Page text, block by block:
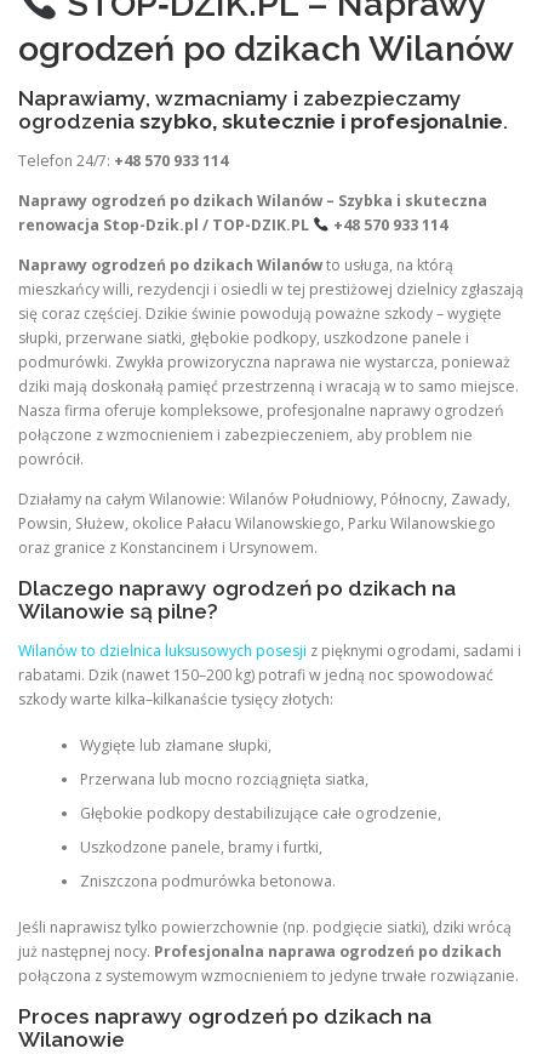
ogrodzeń po dzikach Wilanów
Naprawiamy, wzmacniamy i zabezpieczamy
ogrodzenia szybko, skutecznie i profesjonalnie.
Telefon 24/7: +48 570 933 114
Naprawy ogrodzeń po dzikach Wilanów – Szybka i skuteczna
renowacja Stop-Dzik.pl / TOP-DZIK.PL
+48 570 933 114
Naprawy ogrodzeń po dzikach Wilanówto usługa, na którą
mieszkańcy willi, rezydencji i osiedli w tej prestiżowej dzielnicy zgłaszają
się coraz częściej. Dzikie świnie powodują poważne szkody – wygięte
słupki, przerwane siatki, głębokie podkopy, uszkodzone panele i
podmurówki. Zwykła prowizoryczna naprawa nie wystarcza, ponieważ
dziki mają doskonałą pamięć przestrzenną i wracają w to samo miejsce.
Nasza firma oferuje kompleksowe, profesjonalne naprawy ogrodzeń
połączone z wzmocnieniem i zabezpieczeniem, aby problem nie
powrócił.
Działamy na całym Wilanowie: Wilanów Południowy, Północny, Zawady,
Powsin, Służew, okolice Pałacu Wilanowskiego, Parku Wilanowskiego
oraz granice z Konstancinem i Ursynowem.
Dlaczego naprawy ogrodzeń po dzikach na
Wilanowie są pilne?
Wilanów to dzielnica luksusowych posesji z pięknymi ogrodami, sadami i
rabatami. Dzik (nawet 150–200 kg) potrafi w jedną noc spowodować
szkody warte kilka–kilkanaście tysięcy złotych:
Wygięte lub złamane słupki,
Przerwana lub mocno rozciągnięta siatka,
Głębokie podkopy destabilizujące całe ogrodzenie,
Uszkodzone panele, bramy i furtki,
Zniszczona podmurówka betonowa.
Jeśli naprawisz tylko powierzchownie (np. podgięcie siatki), dziki wrócą
już następnej nocy. Profesjonalna naprawa ogrodzeń po dzikach
połączona z systemowym wzmocnieniem to jedyne trwałe rozwiązanie.
Proces naprawy ogrodzeń po dzikach na
Wilanowie